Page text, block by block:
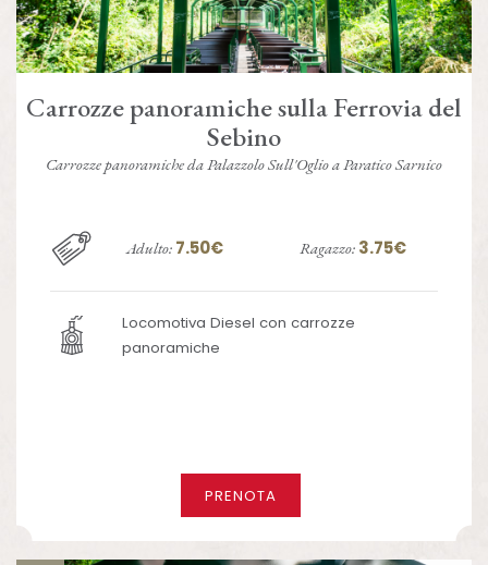
Carrozze panoramiche sulla Ferrovia del
Sebino
Carrozze panoramiche da Palazzolo Sull'Oglio a Paratico Sarnico
Adulto: 7.50€ Ragazzo: 3.75€
Locomotiva Diesel con carrozze
panoramiche
PRENOTA